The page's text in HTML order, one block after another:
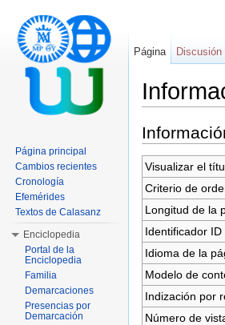
Visualizar el
Criterio de
Longitud de la
Identificador
Idioma de la
Modelo de
Indización por
Número de
Página Discusión
Página principal
Cambios recientes
Cronología
Efemérides
Textos de Calasanz
Enciclopedia
Portal de la
Enciclopedia
Familia
Demarcaciones
Presencias por
Demarcación